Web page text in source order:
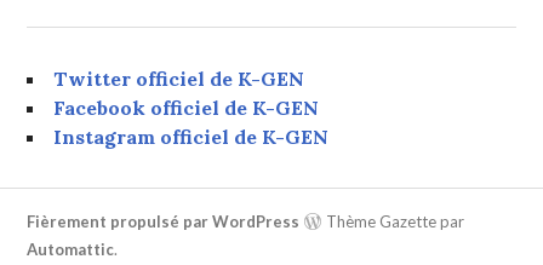
Twitter officiel de K-GEN
Facebook officiel de K-GEN
Instagram officiel de K-GEN
Fièrement propulsé par WordPress
Thème Gazette par
Automattic.